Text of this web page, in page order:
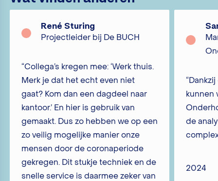
René Sturing
Projectleider bij De BUCH
“Collega’s kregen mee: ‘Werk thuis.
Merk je dat het echt even niet
gaat? Kom dan een dagdeel naar
kantoor.’ En hier is gebruik van
gemaakt. Dus zo hebben we op een
zo veilig mogelijke manier onze
mensen door de coronaperiode
gekregen. Dit stukje techniek en de
snelle service is daarmee zeker van
kunnen
de
2024